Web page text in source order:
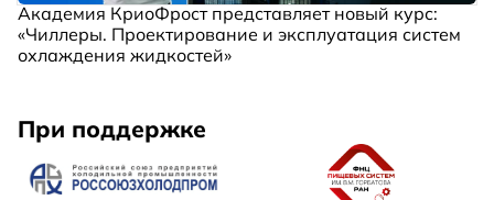
Академия КриоФрост представляет новый курс:
«Чиллеры. Проектирование и эксплуатация систем
охлаждения жидкостей»
При поддержке